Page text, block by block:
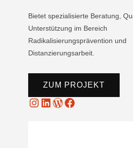
Bietet spezialisierte Beratung,
Unterstützung im Bereich
Radikalisierungsprävention und
Distanzierungsarbeit.
ZUM PROJEKT
Instagram LinkedIn WordPress Facebook